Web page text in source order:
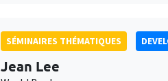
SÉMINAIRES THÉMATIQUES
Jean Lee